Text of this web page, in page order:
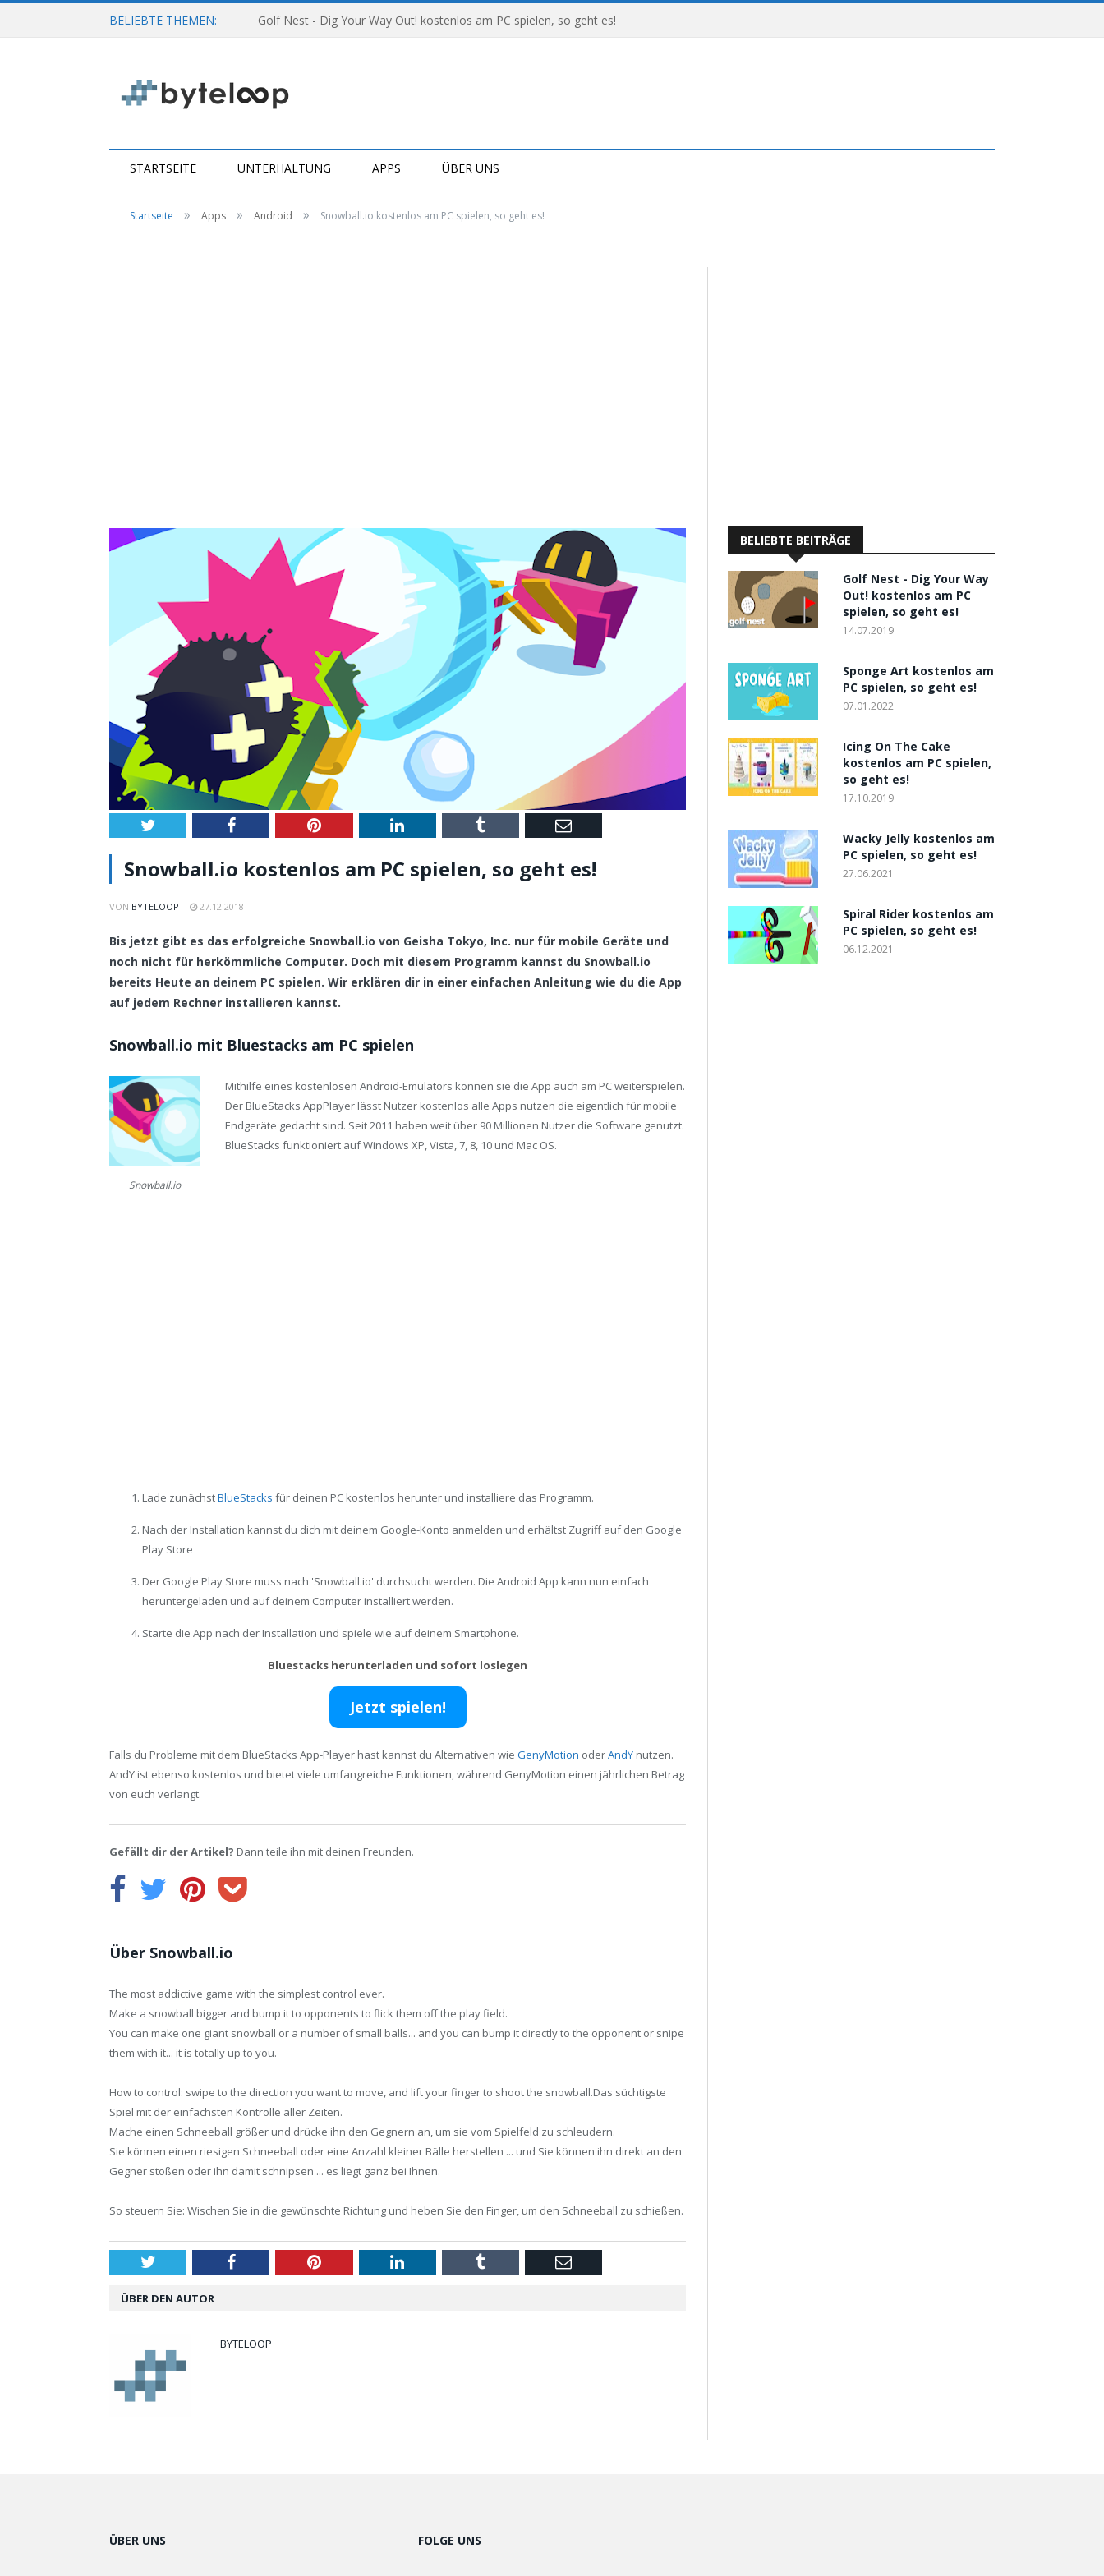
BELIEBTE THEMEN: Golf Nest - Dig Your Way Out! kostenlos am PC spielen, so geht es!
STARTSEITE UNTERHALTUNG APPS ÜBER UNS
Startseite » Apps » Android » Snowball.io kostenlos am PC spielen, so geht es!
Twitter Facebook Pinterest LinkedIn Tumblr Email
Snowball.io kostenlos am PC spielen, so geht es!
VON BYTELOOP 27.12.2018
Bis jetzt gibt es das erfolgreiche Snowball.io von Geisha Tokyo, Inc. nur für mobile Geräte und
noch nicht für herkömmliche Computer. Doch mit diesem Programm kannst du Snowball.io
bereits Heute an deinem PC spielen. Wir erklären dir in einer einfachen Anleitung wie du die App
auf jedem Rechner installieren kannst.
Snowball.io mit Bluestacks am PC spielen
Snowball.io
Mithilfe eines kostenlosen Android-Emulators können sie die App auch am PC weiterspielen.
Der BlueStacks AppPlayer lässt Nutzer kostenlos alle Apps nutzen die eigentlich für mobile
Endgeräte gedacht sind. Seit 2011 haben weit über 90 Millionen Nutzer die Software genutzt.
BlueStacks funktioniert auf Windows XP, Vista, 7, 8, 10 und Mac OS.
Lade zunächstBlueStacks für deinen PC kostenlos herunter und installiere das Programm.
Nach der Installation kannst du dich mit deinem Google-Konto anmelden und erhältst Zugriff auf den Google
Play Store
Der Google Play Store muss nach 'Snowball.io' durchsucht werden. Die Android App kann nun einfach
heruntergeladen und auf deinem Computer installiert werden.
Starte die App nach der Installation und spiele wie auf deinem Smartphone.
Bluestacks herunterladen und sofort loslegen
Jetzt spielen!
Falls du Probleme mit dem BlueStacks App-Player hast kannst du Alternativen wie GenyMotion oderAndY nutzen.
AndY ist ebenso kostenlos und bietet viele umfangreiche Funktionen, während GenyMotion einen jährlichen Betrag
von euch verlangt.
Gefällt dir der Artikel? Dann teile ihn mit deinen Freunden.
Über Snowball.io
The most addictive game with the simplest control ever.
Make a snowball bigger and bump it to opponents to flick them off the play field.
You can make one giant snowball or a number of small balls... and you can bump it directly to the opponent or snipe
them with it... it is totally up to you.
How to control: swipe to the direction you want to move, and lift your finger to shoot the snowball.Das süchtigste
Spiel mit der einfachsten Kontrolle aller Zeiten.
Mache einen Schneeball größer und drücke ihn den Gegnern an, um sie vom Spielfeld zu schleudern.
Sie können einen riesigen Schneeball oder eine Anzahl kleiner Bälle herstellen ... und Sie können ihn direkt an den
Gegner stoßen oder ihn damit schnipsen ... es liegt ganz bei Ihnen.
So steuern Sie: Wischen Sie in die gewünschte Richtung und heben Sie den Finger, um den Schneeball zu schießen.
Twitter Facebook Pinterest LinkedIn Tumblr Email
ÜBER DEN AUTOR
BYTELOOP
BELIEBTE BEITRÄGE
Golf Nest - Dig Your Way
Out! kostenlos am PC
spielen, so geht es!
14.07.2019
Sponge Art kostenlos am
PC spielen, so geht es!
07.01.2022
Icing On The Cake
kostenlos am PC spielen,
so geht es!
17.10.2019
Wacky Jelly kostenlos am
PC spielen, so geht es!
27.06.2021
Spiral Rider kostenlos am
PC spielen, so geht es!
06.12.2021
ÜBER UNS FOLGE UNS